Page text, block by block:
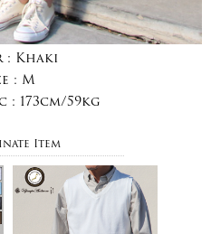
: Khaki
: M
: 173cm/59kg
Item